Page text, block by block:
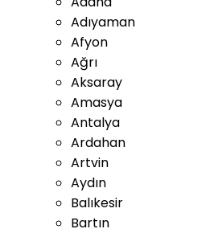
Adıyaman
Afyon
Ağrı
Aksaray
Amasya
Antalya
Ardahan
Artvin
Aydın
Balıkesir
Bartın